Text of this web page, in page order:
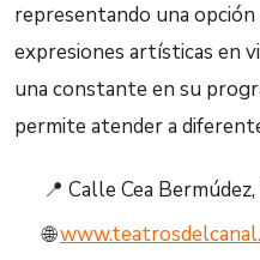
representando una opción
expresiones artísticas en
una constante en su
permite atender a
📍 Calle Cea
🌐